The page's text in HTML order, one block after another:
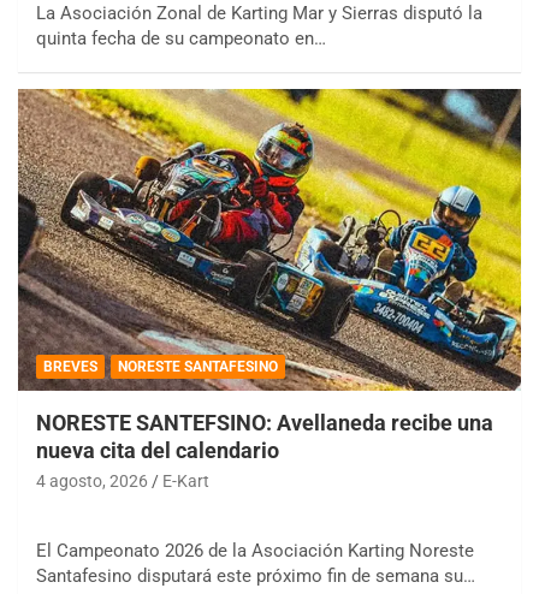
La Asociación Zonal de Karting Mar y Sierras disputó la
quinta fecha de su campeonato en…
BREVES NORESTE SANTAFESINO
NORESTE SANTEFSINO: Avellaneda recibe una
nueva cita del calendario
4 agosto, 2026 E-Kart
El Campeonato 2026 de la Asociación Karting Noreste
Santafesino disputará este próximo fin de semana su…